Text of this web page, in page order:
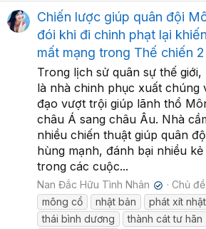
Chiến lược giúp quân đội
đói khi đi chinh phạt lại
mất mạng trong Thế chiến 2
Trong lịch sử quân sự thế
là nhà chinh phục xuất chúng
đạo vượt trội giúp lãnh thổ
châu Á sang châu Âu. Nhà
nhiều chiến thuật giúp quân
hùng mạnh, đánh bại nhiều
trong các cuộc...
Nan Đắc Hữu Tình Nhân ✔ Chủ đề
mông cổ
nhật bản phát xít nhật
thái bình dương
thành cát tư hãn